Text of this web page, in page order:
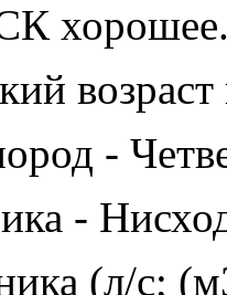
-
-
(л/с;